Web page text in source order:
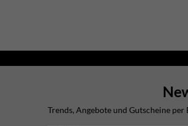
Trends, Angebote und Gutscheine